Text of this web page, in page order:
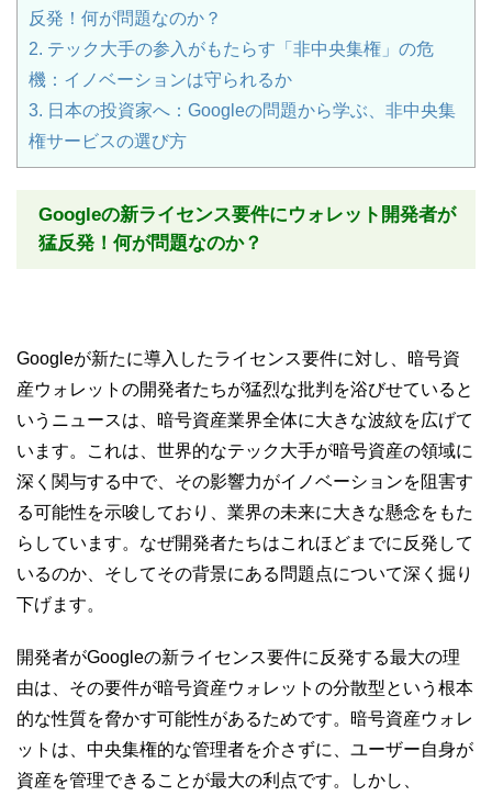
反発！何が問題なのか？
2. テック大手の参入がもたらす「非中央集権」の危
機：イノベーションは守られるか
3. 日本の投資家へ：Googleの問題から学ぶ、非中央集
権サービスの選び方
Googleの新ライセンス要件にウォレット開発者が
猛反発！何が問題なのか？
Googleが新たに導入したライセンス要件に対し、暗号資
産ウォレットの開発者たちが猛烈な批判を浴びせていると
いうニュースは、暗号資産業界全体に大きな波紋を広げて
います。これは、世界的なテック大手が暗号資産の領域に
深く関与する中で、その影響力がイノベーションを阻害す
る可能性を示唆しており、業界の未来に大きな懸念をもた
らしています。なぜ開発者たちはこれほどまでに反発して
いるのか、そしてその背景にある問題点について深く掘り
下げます。
開発者がGoogleの新ライセンス要件に反発する最大の理
由は、その要件が暗号資産ウォレットの分散型という根本
的な性質を脅かす可能性があるためです。暗号資産ウォレ
ットは、中央集権的な管理者を介さずに、ユーザー自身が
資産を管理できることが最大の利点です。しかし、